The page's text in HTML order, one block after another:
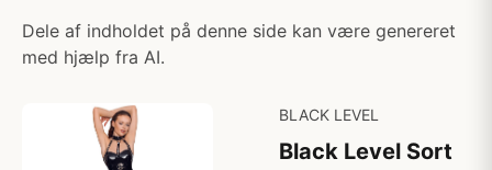
Dele af indholdet på denne side kan være genereret
med hjælp fra AI.
BLACK LEVEL
Black Level Sort